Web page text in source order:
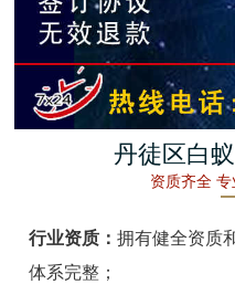
淳安白蚁防治
宁波白蚁防治
象山白蚁防治
丹徒区白
资质齐全
行业资质： 拥有健全资质
体系完整；